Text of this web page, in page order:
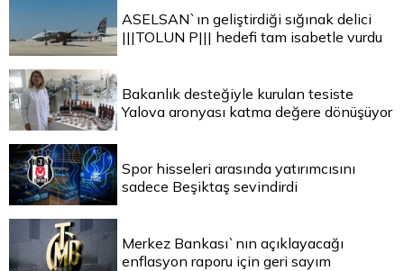
ASELSAN`ın geliştirdiği sığınak delici
|||TOLUN P||| hedefi tam isabetle vurdu
Bakanlık desteğiyle kurulan tesiste
Yalova aronyası katma değere dönüşüyor
Spor hisseleri arasında yatırımcısını
sadece Beşiktaş sevindirdi
Merkez Bankası`nın açıklayacağı
enflasyon raporu için geri sayım